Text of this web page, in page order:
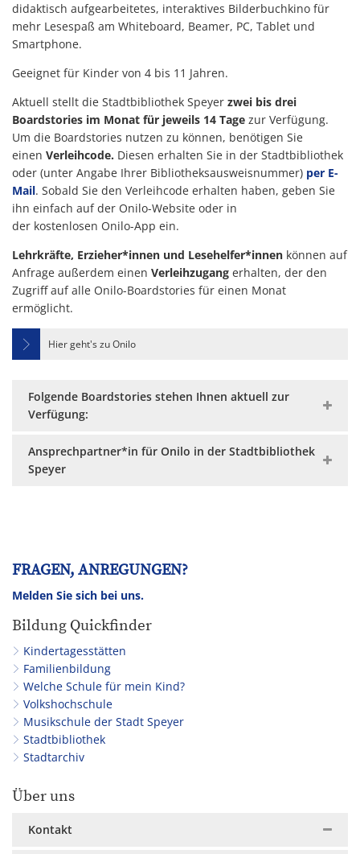
didaktisch aufgearbeitetes, interaktives Bilderbuchkino für
mehr Lesespaß am Whiteboard, Beamer, PC, Tablet und
Smartphone.
Geeignet für Kinder von 4 bis 11 Jahren.
Aktuell stellt die Stadtbibliothek Speyer zwei bis drei
Boardstories im Monat für jeweils 14 Tage zur Verfügung.
Um die Boardstories nutzen zu können, benötigen Sie
einen Verleihcode. Diesen erhalten Sie in der Stadtbibliothek
oder (unter Angabe Ihrer Bibliotheksausweisnummer) per E-
Mail. Sobald Sie den Verleihcode erhalten haben, geben Sie
ihn einfach auf der Onilo-Website oder in
der kostenlosen Onilo-App ein.
Lehrkräfte, Erzieher*innen und Lesehelfer*innen können auf
Anfrage außerdem einen Verleihzugang erhalten, der den
Zugriff auf alle Onilo-Boardstories für einen Monat
ermöglicht.
Hier geht's zu Onilo
Folgende Boardstories stehen Ihnen aktuell zur
Verfügung:
Ansprechpartner*in für Onilo in der Stadtbibliothek
Speyer
FRAGEN, ANREGUNGEN?
Melden Sie sich bei uns.
Bildung Quickfinder
Kindertagesstätten
Familienbildung
Welche Schule für mein Kind?
Volkshochschule
Musikschule der Stadt Speyer
Stadtbibliothek
Stadtarchiv
Über uns
Kontakt